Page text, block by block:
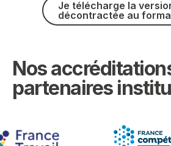
Je télécharge la
décontractée au
Nos
partenaires